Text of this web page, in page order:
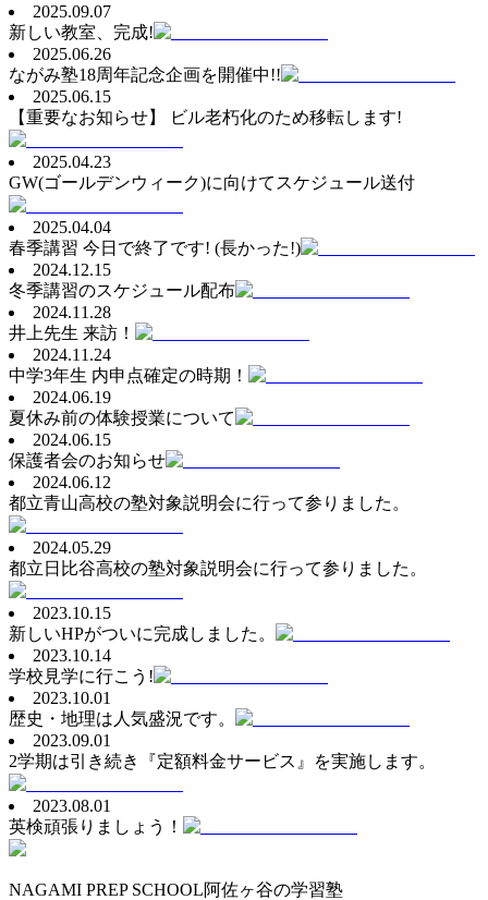
2025.09.07
新しい教室、完成!
2025.06.26
ながみ塾18周年記念企画を開催中!!
2025.06.15
【重要なお知らせ】 ビル老朽化のため移転します!
2025.04.23
GW(ゴールデンウィーク)に向けてスケジュール送付
2025.04.04
春季講習 今日で終了です! (長かった!)
2024.12.15
冬季講習のスケジュール配布
2024.11.28
井上先生 来訪！
2024.11.24
中学3年生 内申点確定の時期！
2024.06.19
夏休み前の体験授業について
2024.06.15
保護者会のお知らせ
2024.06.12
都立青山高校の塾対象説明会に行って参りました。
2024.05.29
都立日比谷高校の塾対象説明会に行って参りました。
2023.10.15
新しいHPがついに完成しました。
2023.10.14
学校見学に行こう!
2023.10.01
歴史・地理は人気盛況です。
2023.09.01
2学期は引き続き『定額料金サービス』を実施します。
2023.08.01
英検頑張りましょう！
NAGAMI PREP SCHOOL阿佐ヶ谷の学習塾